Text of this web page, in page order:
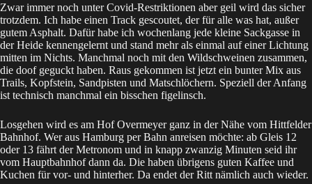
Zwar immer noch unter Covid-Restriktionen aber geil wird das sicher
trotzdem. Ich habe einen Track gescoutet, der für alle was hat, außer
gutem Asphalt. Dafür habe ich wochenlang jede kleine Sackgasse in
der Heide kennengelernt und stand mehr als einmal auf einer Lichtung
mitten im Nichts. Manchmal noch mit den Wildschweinen zusammen,
die doof geguckt haben. Raus gekommen ist jetzt ein bunter Mix aus
Trails, Kopfstein, Sandpisten und Matschlöchern. Speziell der Anfang
ist technisch manchmal ein bisschen figelinsch.
Losgehen wird es am Hof Overmeyerganz in der Nähe vom Hittfelder
Bahnhof. Wer aus Hamburg per Bahn anreisen möchte: ab Gleis 12
oder 13 fährt der Metronom und in knapp zwanzig Minuten seid ihr
vom Hauptbahnhof dann da. Die haben übrigens guten Kaffee und
Kuchen für vor- und hinterher. Da endet der Ritt nämlich auch wieder.